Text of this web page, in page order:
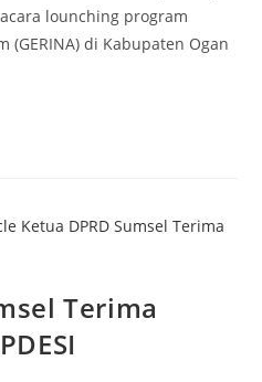
lounching program
(GERINA) di Kabupaten Ogan
Terima